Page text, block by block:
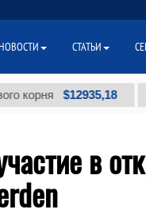
$12935,18
в
СТАТЬИ